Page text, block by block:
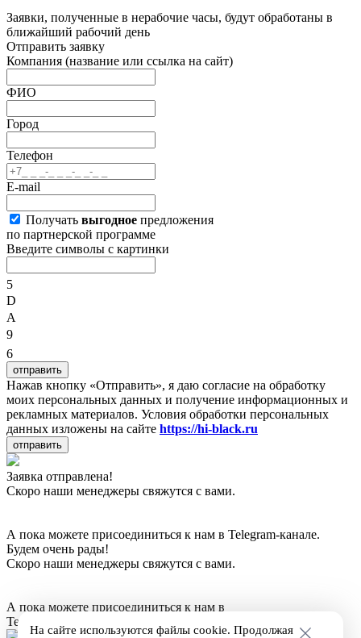
На сайте используются файлы cookie. Продолжая
Заявки, полученные в нерабочие часы, будут обработаны в
ближайший рабочий день
Отправить заявку
Компания (название или ссылка на сайт)
ФИО
Город
Телефон
E-mail
Получать выгодное предложения
по партнерской программе
Введите символы с картинки
5
D
A
9
6
отправить
Нажав кнопку «Отправить», я даю согласие на обработку
моих персональных данных и получение информационных и
рекламных материалов. Условия обработки персональных
данных изложены на сайте https://hi-black.ru
отправить
Заявка отправлена!
Скоро наши менеджеры свяжутся с вами.
А пока можете присоединиться к нам в Telegram-канале.
Будем очень рады!
Скоро наши менеджеры свяжутся с вами.
А пока можете присоединиться к нам в
Telegram-канале. Будем очень рады!